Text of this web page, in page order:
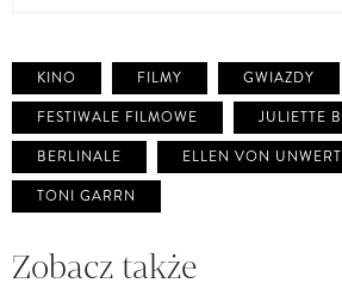
KINO FILMY
GWIAZDY
FESTIWALE FILMOWE
JULIETTE
BERLINALE
ELLEN VON
TONI GARRN
Zobacz także